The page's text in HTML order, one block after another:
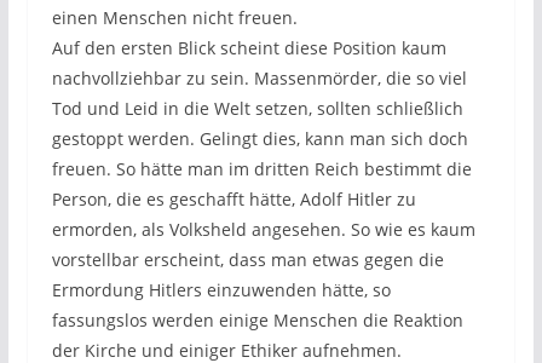
einen Menschen nicht freuen.
Auf den ersten Blick scheint diese Position kaum
nachvollziehbar zu sein. Massenmörder, die so viel
Tod und Leid in die Welt setzen, sollten schließlich
gestoppt werden. Gelingt dies, kann man sich doch
freuen. So hätte man im dritten Reich bestimmt die
Person, die es geschafft hätte, Adolf Hitler zu
ermorden, als Volksheld angesehen. So wie es kaum
vorstellbar erscheint, dass man etwas gegen die
Ermordung Hitlers einzuwenden hätte, so
fassungslos werden einige Menschen die Reaktion
der Kirche und einiger Ethiker aufnehmen.